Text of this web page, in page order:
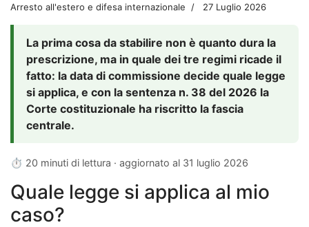
Arresto all'estero e difesa internazionale 27 Luglio 2026
La prima cosa da stabilire non è quanto dura la
prescrizione, ma in quale dei tre regimi ricade il
fatto: la data di commissione decide quale legge
si applica, e con la sentenza n. 38 del 2026 la
Corte costituzionale ha riscritto la fascia
centrale.
⏱ 20 minuti di lettura · aggiornato al 31 luglio 2026
Quale legge si applica al mio
caso?